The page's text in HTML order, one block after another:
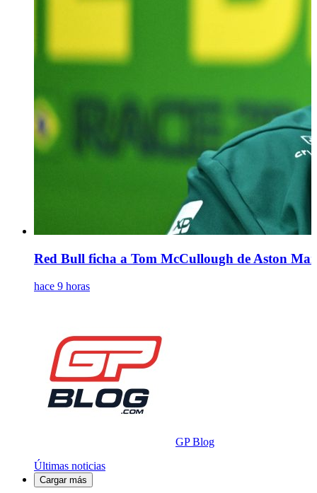
Red Bull ficha a Tom McCullough de Aston
hace 9 horas
GP Blog
Últimas noticias
Cargar más